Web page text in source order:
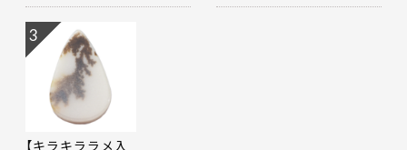
【キラキララメ入
3